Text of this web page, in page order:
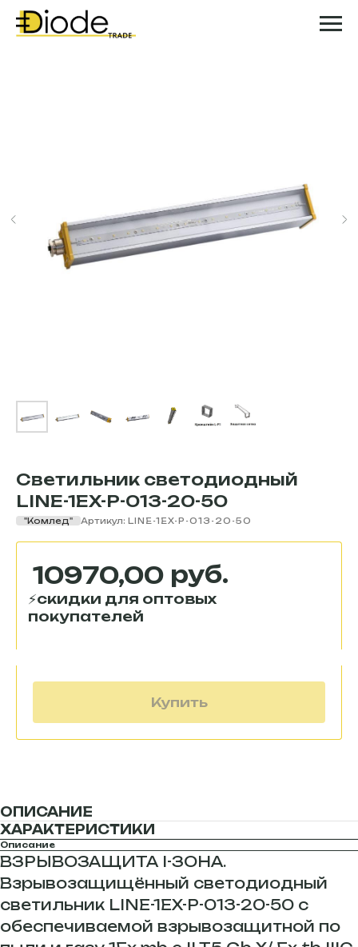
Светильник светодиодный
LINE-1EX-P-013-20-50
"Комлед" Артикул: LINE-1EX-P-013-20-50
10970,00 руб.
Купить
ОПИСАНИЕ
ХАРАКТЕРИСТИКИ
Описание
ВЗРЫВОЗАЩИТА I-ЗОНА.
Взрывозащищённый светодиодный
светильник LINE-1EX-P-013-20-50 с
обеспечиваемой взрывозащитной по